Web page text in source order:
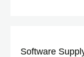
Software